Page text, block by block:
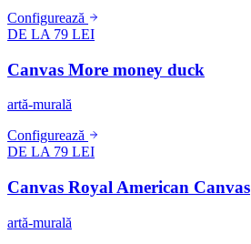
Configurează
DE LA 79 LEI
Canvas More money duck
artă-murală
Configurează
DE LA 79 LEI
Canvas Royal American Canvas
artă-murală